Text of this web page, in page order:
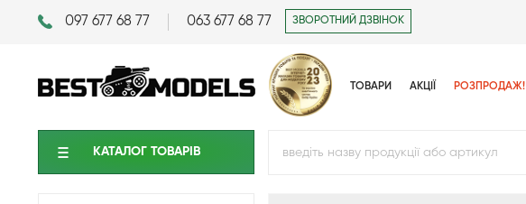
097 677 68 77 063 677 68 77 ЗВОРОТНИЙ ДЗВІНОК
ТОВАРИ АКЦІЇ РОЗПРОДАЖ!
КАТАЛОГ ТОВАРIВ